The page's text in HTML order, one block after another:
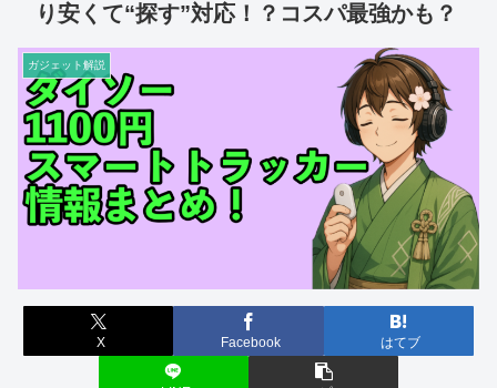
り安くて“探す”対応！？コスパ最強かも？
ガジェット解説
X Facebook はてブ